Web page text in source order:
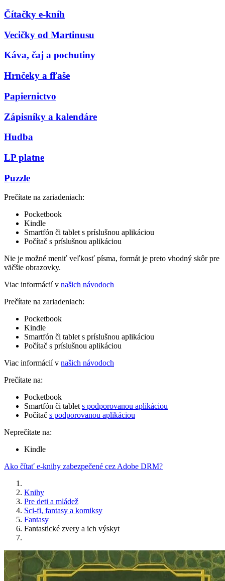
Čítačky e-kníh
Vecičky od Martinusu
Káva, čaj a pochutiny
Hrnčeky a fľaše
Papiernictvo
Zápisníky a kalendáre
Hudba
LP platne
Puzzle
Prečítate na zariadeniach:
Pocketbook
Kindle
Smartfón či tablet s príslušnou aplikáciou
Počítač s príslušnou aplikáciou
Nie je možné meniť veľkosť písma, formát je preto vhodný skôr pre
väčšie obrazovky.
Viac informácií v našich návodoch
Prečítate na zariadeniach:
Pocketbook
Kindle
Smartfón či tablet s príslušnou aplikáciou
Počítač s príslušnou aplikáciou
Viac informácií v našich návodoch
Prečítate na:
Pocketbook
Smartfón či tablet s podporovanou aplikáciou
Počítač s podporovanou aplikáciou
Neprečítate na:
Kindle
Ako čítať e-knihy zabezpečené cez Adobe DRM?
Knihy
Pre deti a mládež
Sci-fi, fantasy a komiksy
Fantasy
Fantastické zvery a ich výskyt